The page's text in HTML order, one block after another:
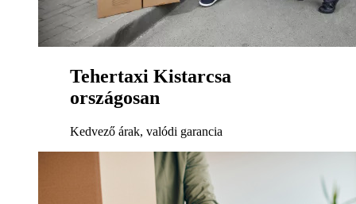
Tehertaxi Kistarcsa
országosan
Kedvező árak, valódi garancia